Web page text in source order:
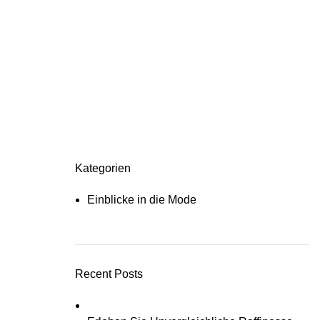
Kategorien
Einblicke in die Mode
Recent Posts